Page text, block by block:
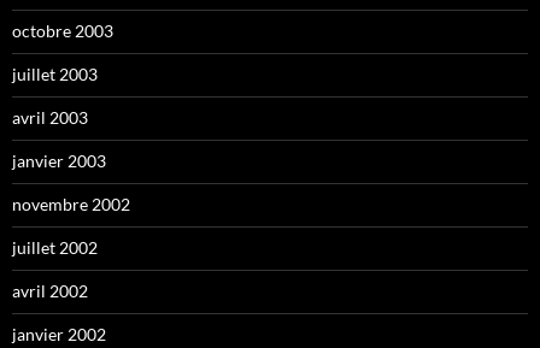
octobre 2003
juillet 2003
avril 2003
janvier 2003
novembre 2002
juillet 2002
avril 2002
janvier 2002